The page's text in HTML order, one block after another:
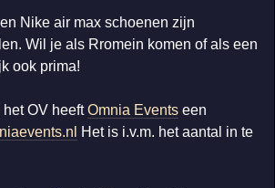
Nike air max schoenen zijn
Wil je als Rromein komen of als een
ook prima!
OV heeftOmnia Eventseen
Het is i.v.m. het aantal in te